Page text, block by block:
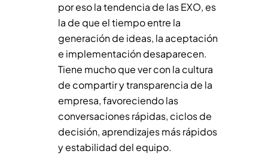
por eso la tendencia de las EXO, es
la de que el tiempo entre la
generación de ideas, la aceptación
e implementación desaparecen.
Tiene mucho que ver con la cultura
de compartir y transparencia de la
empresa, favoreciendo las
conversaciones rápidas, ciclos de
decisión, aprendizajes más rápidos
y estabilidad del equipo.